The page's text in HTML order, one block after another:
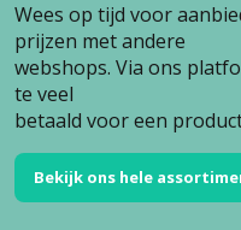
Wees op tijd voor
prijzen met andere
webshops. Via ons
te veel
betaald voor een
Bekijk ons hele